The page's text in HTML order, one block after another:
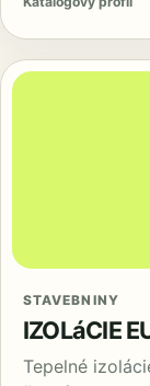
STAVEBNINY
IZOLáCIE
Tepelné